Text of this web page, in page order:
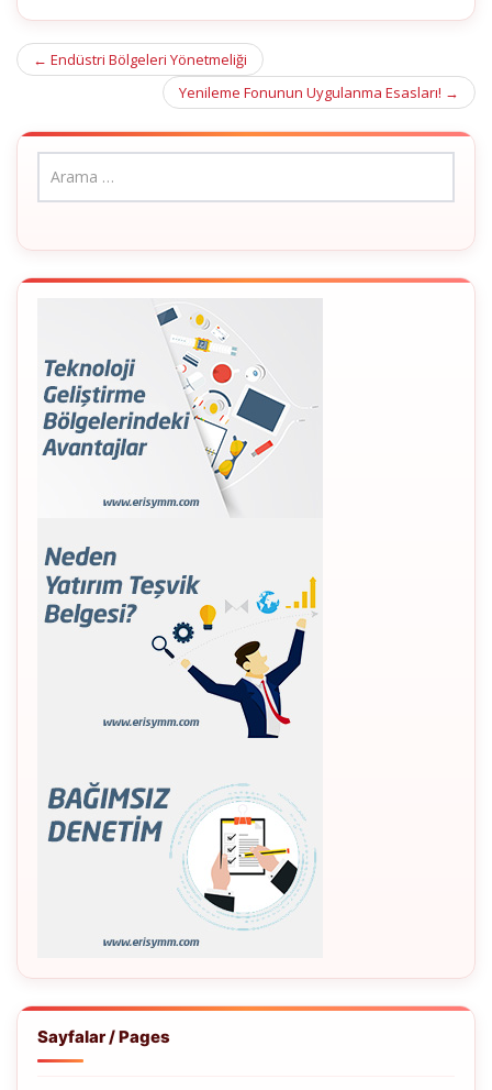
Post
navigation
← Endüstri Bölgeleri Yönetmeliği
Yenileme Fonunun Uygulanma Esasları! →
Sayfalar / Pages